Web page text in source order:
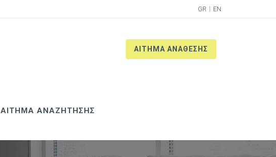
GR EN
ΑΙΤΗΜΑ ΑΝΑΘΕΣΗΣ
ΑΙΤΗΜΑ ΑΝΑΖΗΤΗΣΗΣ